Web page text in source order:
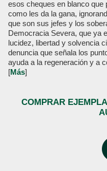
esos cheques en blanco que
como les da la gana,
que son sus jefes y los
Democracia Severa, que ya
lucidez, libertad y solvencia
denuncia que señala los
ayuda a la regeneración y a
[Más]
COMPRAR